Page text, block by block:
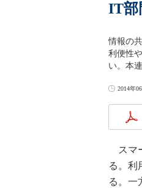
IT部
情報の
利便性
い。本
2014年
スマ
る。利
る。一